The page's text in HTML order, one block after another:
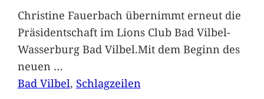
Christine Fauerbach übernimmt erneut die
Präsidentschaft im Lions Club Bad Vilbel-
Wasserburg Bad Vilbel.Mit dem Beginn des
neuen …
Bad Vilbel, Schlagzeilen